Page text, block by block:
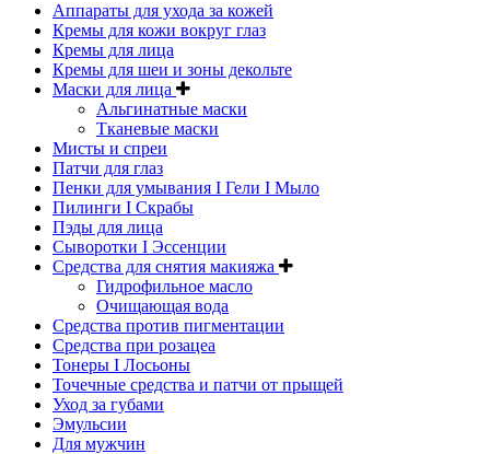
Аппараты для ухода за кожей
Кремы для кожи вокруг глаз
Кремы для лица
Кремы для шеи и зоны декольте
Маски для лица
Альгинатные маски
Тканевые маски
Мисты и спреи
Патчи для глаз
Пенки для умывания I Гели I Мыло
Пилинги I Cкрабы
Пэды для лица
Сыворотки I Эссенции
Средства для снятия макияжа
Гидрофильное масло
Очищающая вода
Средства против пигментации
Средства при розацеа
Тонеры I Лосьоны
Точечные средства и патчи от прыщей
Уход за губами
Эмульсии
Для мужчин